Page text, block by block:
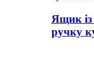
Ящик
ручку